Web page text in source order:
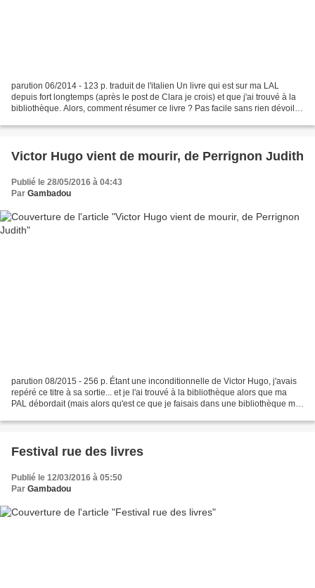
parution 06/2014 - 123 p. traduit de l'italien Un livre qui est sur ma LAL
depuis fort longtemps (après le post de Clara je crois) et que j'ai trouvé à la
bibliothèque. Alors, comment résumer ce livre ? Pas facile sans rien dévoiler,
Victor Hugo vient de mourir, de Perrignon Judith
Publié le 28/05/2016 à 04:43
Par Gambadou
parution 08/2015 - 256 p. Étant une inconditionnelle de Victor Hugo, j'avais
repéré ce titre à sa sortie... et je l'ai trouvé à la bibliothèque alors que ma
PAL débordait (mais alors qu'est ce que je faisais dans une bibliothèque me
Festival rue des livres
Publié le 12/03/2016 à 05:50
Par Gambadou